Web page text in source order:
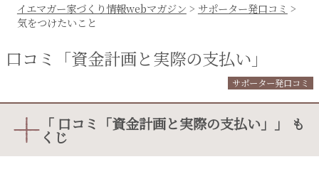
イエマガー家づくり情報webマガジン > サポーター発口コミ >
気をつけたいこと
口コミ「資金計画と実際の支払い」
サポーター発口コミ
「 口コミ「資金計画と実際の支払い」」 も
くじ